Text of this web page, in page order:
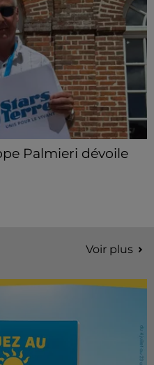
Palmieri dévoile
Voir plus